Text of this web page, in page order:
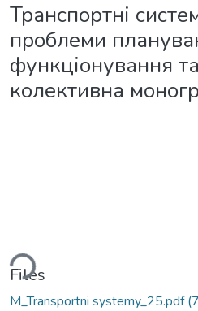
Транспортні
проблеми
функціонування
колективна
Files
M_Transportni systemy_25.pdf